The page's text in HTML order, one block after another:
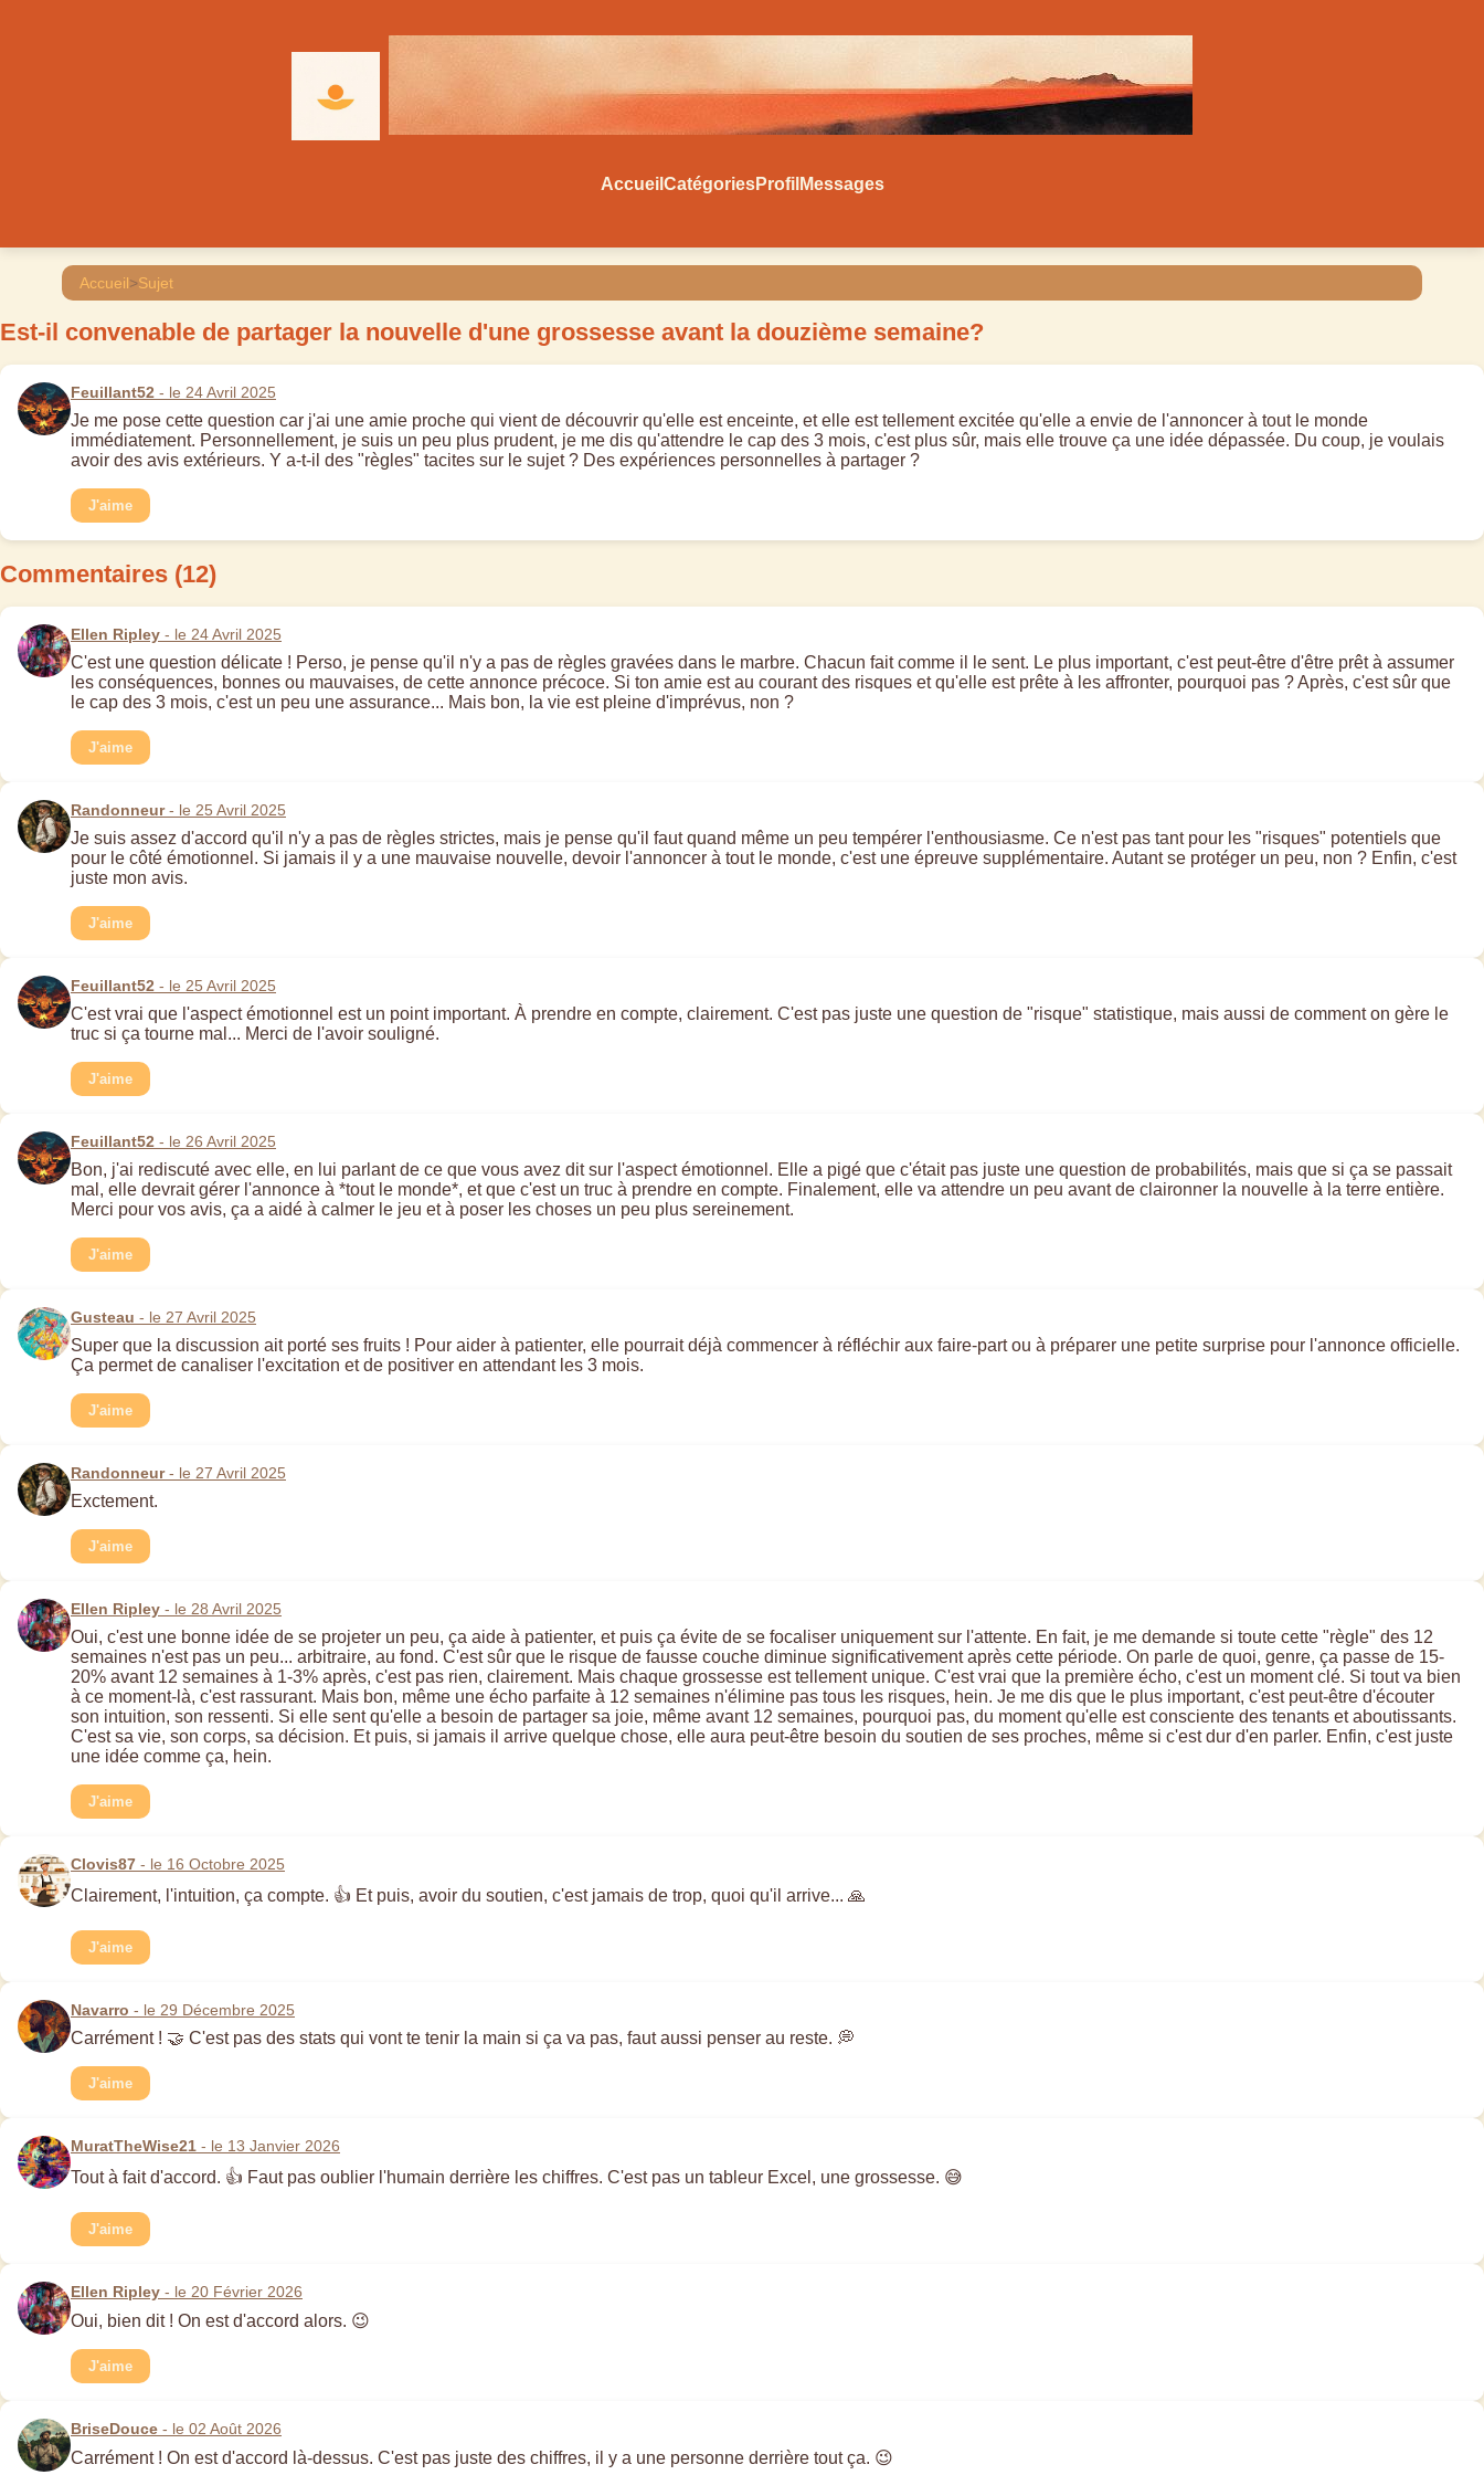
Accueil CatégoriesProfil Messages
Accueil>Sujet
Est-il convenable de partager la nouvelle d'une grossesse avant la douzième semaine?
Feuillant52 - le 24 Avril 2025
Je me pose cette question car j'ai une amie proche qui vient de découvrir qu'elle est enceinte, et elle est tellement excitée qu'elle a envie de l'annoncer à tout le monde
immédiatement. Personnellement, je suis un peu plus prudent, je me dis qu'attendre le cap des 3 mois, c'est plus sûr, mais elle trouve ça une idée dépassée. Du coup, je voulais
avoir des avis extérieurs. Y a-t-il des "règles" tacites sur le sujet ? Des expériences personnelles à partager ?
J'aime
Commentaires (12)
Ellen Ripley - le 24 Avril 2025
C'est une question délicate ! Perso, je pense qu'il n'y a pas de règles gravées dans le marbre. Chacun fait comme il le sent. Le plus important, c'est peut-être d'être prêt à assumer
les conséquences, bonnes ou mauvaises, de cette annonce précoce. Si ton amie est au courant des risques et qu'elle est prête à les affronter, pourquoi pas ? Après, c'est sûr que
le cap des 3 mois, c'est un peu une assurance... Mais bon, la vie est pleine d'imprévus, non ?
J'aime
Randonneur- le 25 Avril 2025
Je suis assez d'accord qu'il n'y a pas de règles strictes, mais je pense qu'il faut quand même un peu tempérer l'enthousiasme. Ce n'est pas tant pour les "risques" potentiels que
pour le côté émotionnel. Si jamais il y a une mauvaise nouvelle, devoir l'annoncer à tout le monde, c'est une épreuve supplémentaire. Autant se protéger un peu, non ? Enfin, c'est
juste mon avis.
J'aime
Feuillant52 - le 25 Avril 2025
C'est vrai que l'aspect émotionnel est un point important. À prendre en compte, clairement. C'est pas juste une question de "risque" statistique, mais aussi de comment on gère le
truc si ça tourne mal... Merci de l'avoir souligné.
J'aime
Feuillant52 - le 26 Avril 2025
Bon, j'ai rediscuté avec elle, en lui parlant de ce que vous avez dit sur l'aspect émotionnel. Elle a pigé que c'était pas juste une question de probabilités, mais que si ça se passait
mal, elle devrait gérer l'annonce à *tout le monde*, et que c'est un truc à prendre en compte. Finalement, elle va attendre un peu avant de claironner la nouvelle à la terre entière.
Merci pour vos avis, ça a aidé à calmer le jeu et à poser les choses un peu plus sereinement.
J'aime
Gusteau - le 27 Avril 2025
Super que la discussion ait porté ses fruits ! Pour aider à patienter, elle pourrait déjà commencer à réfléchir aux faire-part ou à préparer une petite surprise pour l'annonce officielle.
Ça permet de canaliser l'excitation et de positiver en attendant les 3 mois.
J'aime
Randonneur- le 27 Avril 2025
Exctement.
J'aime
Ellen Ripley - le 28 Avril 2025
Oui, c'est une bonne idée de se projeter un peu, ça aide à patienter, et puis ça évite de se focaliser uniquement sur l'attente. En fait, je me demande si toute cette "règle" des 12
semaines n'est pas un peu... arbitraire, au fond. C'est sûr que le risque de fausse couche diminue significativement après cette période. On parle de quoi, genre, ça passe de 15-
20% avant 12 semaines à 1-3% après, c'est pas rien, clairement. Mais chaque grossesse est tellement unique. C'est vrai que la première écho, c'est un moment clé. Si tout va bien
à ce moment-là, c'est rassurant. Mais bon, même une écho parfaite à 12 semaines n'élimine pas tous les risques, hein. Je me dis que le plus important, c'est peut-être d'écouter
son intuition, son ressenti. Si elle sent qu'elle a besoin de partager sa joie, même avant 12 semaines, pourquoi pas, du moment qu'elle est consciente des tenants et aboutissants.
C'est sa vie, son corps, sa décision. Et puis, si jamais il arrive quelque chose, elle aura peut-être besoin du soutien de ses proches, même si c'est dur d'en parler. Enfin, c'est juste
une idée comme ça, hein.
J'aime
Clovis87 - le 16 Octobre 2025
Clairement, l'intuition, ça compte. 👍 Et puis, avoir du soutien, c'est jamais de trop, quoi qu'il arrive... 🙏
J'aime
Navarro - le 29 Décembre 2025
Carrément ! 🤝 C'est pas des stats qui vont te tenir la main si ça va pas, faut aussi penser au reste. 💭
J'aime
MuratTheWise21 - le 13 Janvier 2026
Tout à fait d'accord. 👍 Faut pas oublier l'humain derrière les chiffres. C'est pas un tableur Excel, une grossesse. 😅
J'aime
Ellen Ripley - le 20 Février 2026
Oui, bien dit ! On est d'accord alors. 😉
J'aime
BriseDouce - le 02 Août 2026
Carrément ! On est d'accord là-dessus. C'est pas juste des chiffres, il y a une personne derrière tout ça. 😉